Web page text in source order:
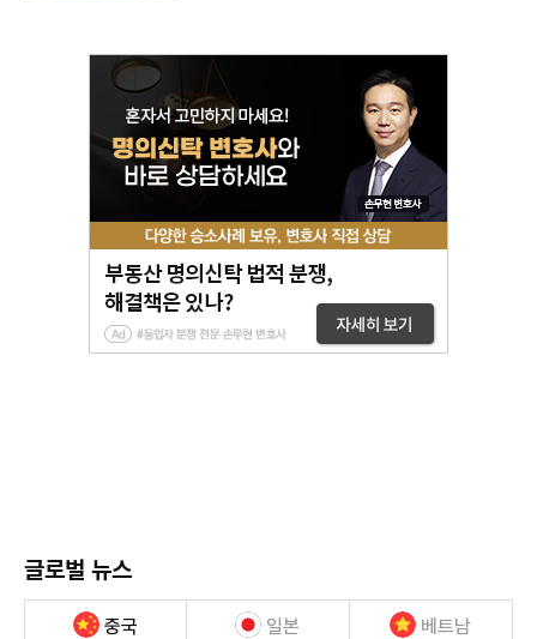
글로벌 뉴스
중국 일본 베트남